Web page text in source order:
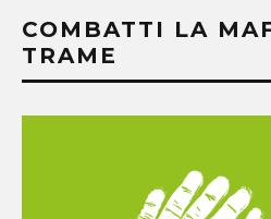
COMBATTI LA
TRAME